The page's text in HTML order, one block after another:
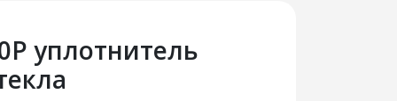
уплотнитель